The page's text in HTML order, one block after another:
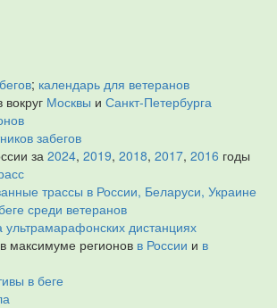
; календарь для ветеранов
Москвы и Санкт-Петербурга
забегов
за 2024, 2019, 2018, 2017, 2016 годы
трассы в России, Беларуси, Украине
среди ветеранов
ультрамарафонских дистанциях
максимуме регионов в России и в
в беге